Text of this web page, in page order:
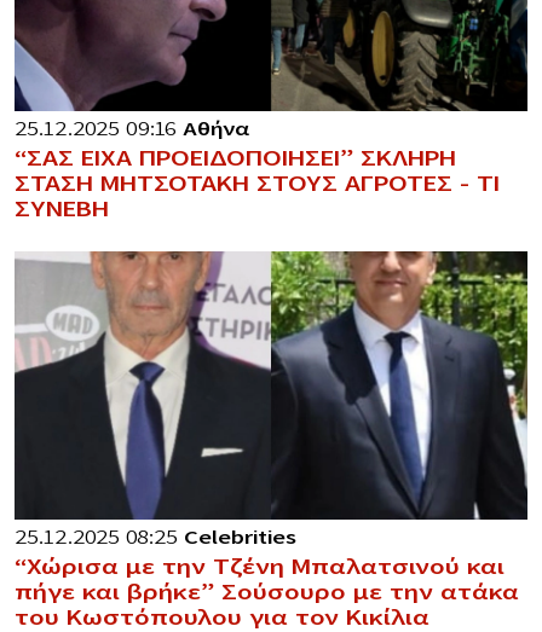
25.12.2025 09:16 Αθήνα
“ΣΑΣ ΕΙΧΑ ΠΡΟΕΙΔΟΠΟΙΗΣΕΙ” ΣΚΛΗΡΗ
ΣΤΑΣΗ ΜΗΤΣΟΤΑΚΗ ΣΤΟΥΣ ΑΓΡΟΤΕΣ – ΤΙ
ΣΥΝΕΒΗ
25.12.2025 08:25 Celebrities
“Χώρισα με την Τζένη Μπαλατσινού και
πήγε και βρήκε” Σούσουρο με την ατάκα
του Κωστόπουλου για τον Κικίλια